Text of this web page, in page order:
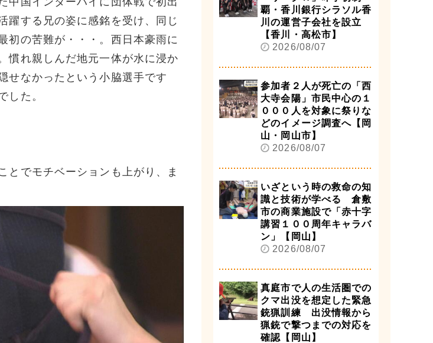
躍する兄の姿に感銘を受け、同じ
初の苦難が・・・。西日本豪雨に
慣れ親しんだ地元一体が水に浸か
せなかったという小脇選手です
した。
とでモチベーションも上がり、ま
覇・香川銀行シラソル香
川の運営子会社を設立
【香川・高松市】
2026/08/07
参加者２人が死亡の「西
大寺会陽」市民中心の１
０００人を対象に祭りな
どのイメージ調査へ【岡
山・岡山市】
2026/08/07
いざという時の救命の知
識と技術が学べる 倉敷
市の商業施設で「赤十字
講習１００周年キャラバ
ン」【岡山】
2026/08/07
真庭市で人の生活圏での
クマ出没を想定した緊急
銃猟訓練 出没情報から
猟銃で撃つまでの対応を
確認【岡山】